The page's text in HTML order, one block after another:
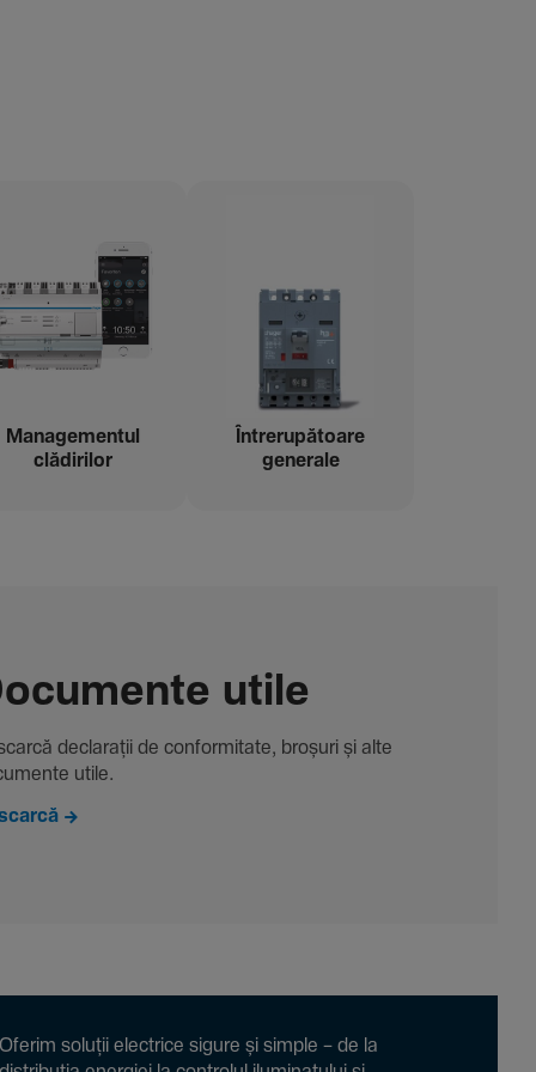
Managementul
clădi­rilor
Între­ru­pă­toare
gene­rale
utile
decla­rații de conformitate, broșuri și alte
utile.
soluții electrice sigure și simple – de la